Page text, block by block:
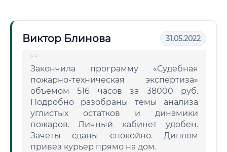
Виктор Блинова 31.05.2022
Закончила программу «Судебная
пожарно-техническая экспертиза»
объемом 516 часов за 38000 руб.
Подробно разобраны темы анализа
углистых остатков и динамики
пожаров. Личный кабинет удобен.
Зачеты сданы спокойно. Диплом
привез курьер прямо на дом.